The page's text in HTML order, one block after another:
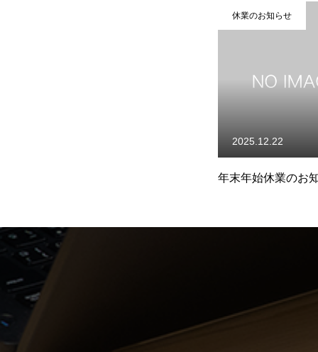
休業のお知らせ
年末年始休業のお
2025.12.22